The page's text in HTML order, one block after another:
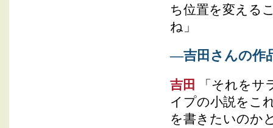
ち位置を変える
ね」
―吉田さんの作
吉田
「それを
イプの小説をこ
を書きたいのか